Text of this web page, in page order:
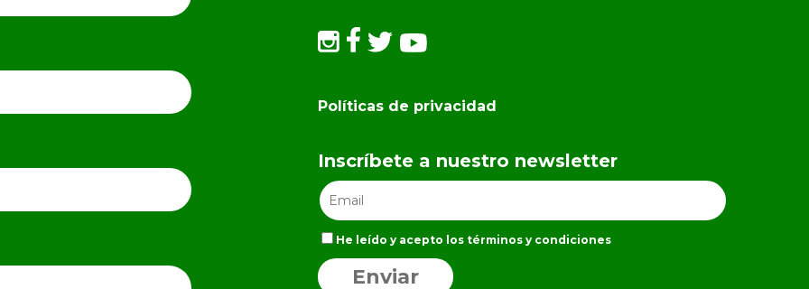
Políticas de privacidad
Inscríbete a nuestro newsletter
He leído y acepto los términos y condiciones